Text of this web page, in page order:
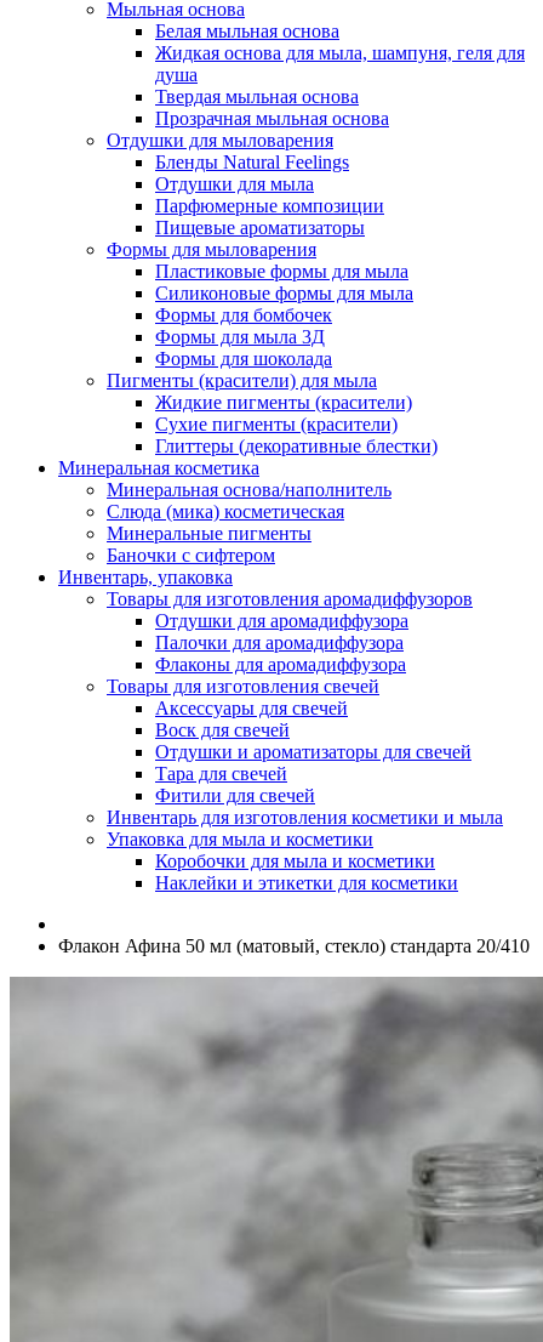
Мыльная основа
Белая мыльная основа
Жидкая основа для мыла, шампуня, геля для
душа
Твердая мыльная основа
Прозрачная мыльная основа
Отдушки для мыловарения
Бленды Natural Feelings
Отдушки для мыла
Парфюмерные композиции
Пищевые ароматизаторы
Формы для мыловарения
Пластиковые формы для мыла
Силиконовые формы для мыла
Формы для бомбочек
Формы для мыла 3Д
Формы для шоколада
Пигменты (красители) для мыла
Жидкие пигменты (красители)
Сухие пигменты (красители)
Глиттеры (декоративные блестки)
Минеральная косметика
Минеральная основа/наполнитель
Слюда (мика) косметическая
Минеральные пигменты
Баночки с сифтером
Инвентарь, упаковка
Товары для изготовления аромадиффузоров
Отдушки для аромадиффузора
Палочки для аромадиффузора
Флаконы для аромадиффузора
Товары для изготовления свечей
Аксессуары для свечей
Воск для свечей
Отдушки и ароматизаторы для свечей
Тара для свечей
Фитили для свечей
Инвентарь для изготовления косметики и мыла
Упаковка для мыла и косметики
Коробочки для мыла и косметики
Наклейки и этикетки для косметики
Флакон Афина 50 мл (матовый, стекло) стандарта 20/410